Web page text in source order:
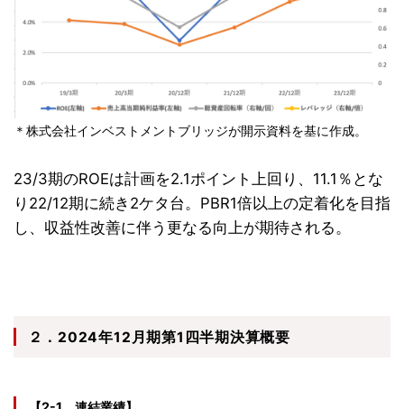
＊株式会社インベストメントブリッジが開示資料を基に作成。
23/3期のROEは計画を2.1ポイント上回り、11.1％とな
り22/12期に続き2ケタ台。PBR1倍以上の定着化を目指
し、収益性改善に伴う更なる向上が期待される。
２．2024年12月期第1四半期決算概要